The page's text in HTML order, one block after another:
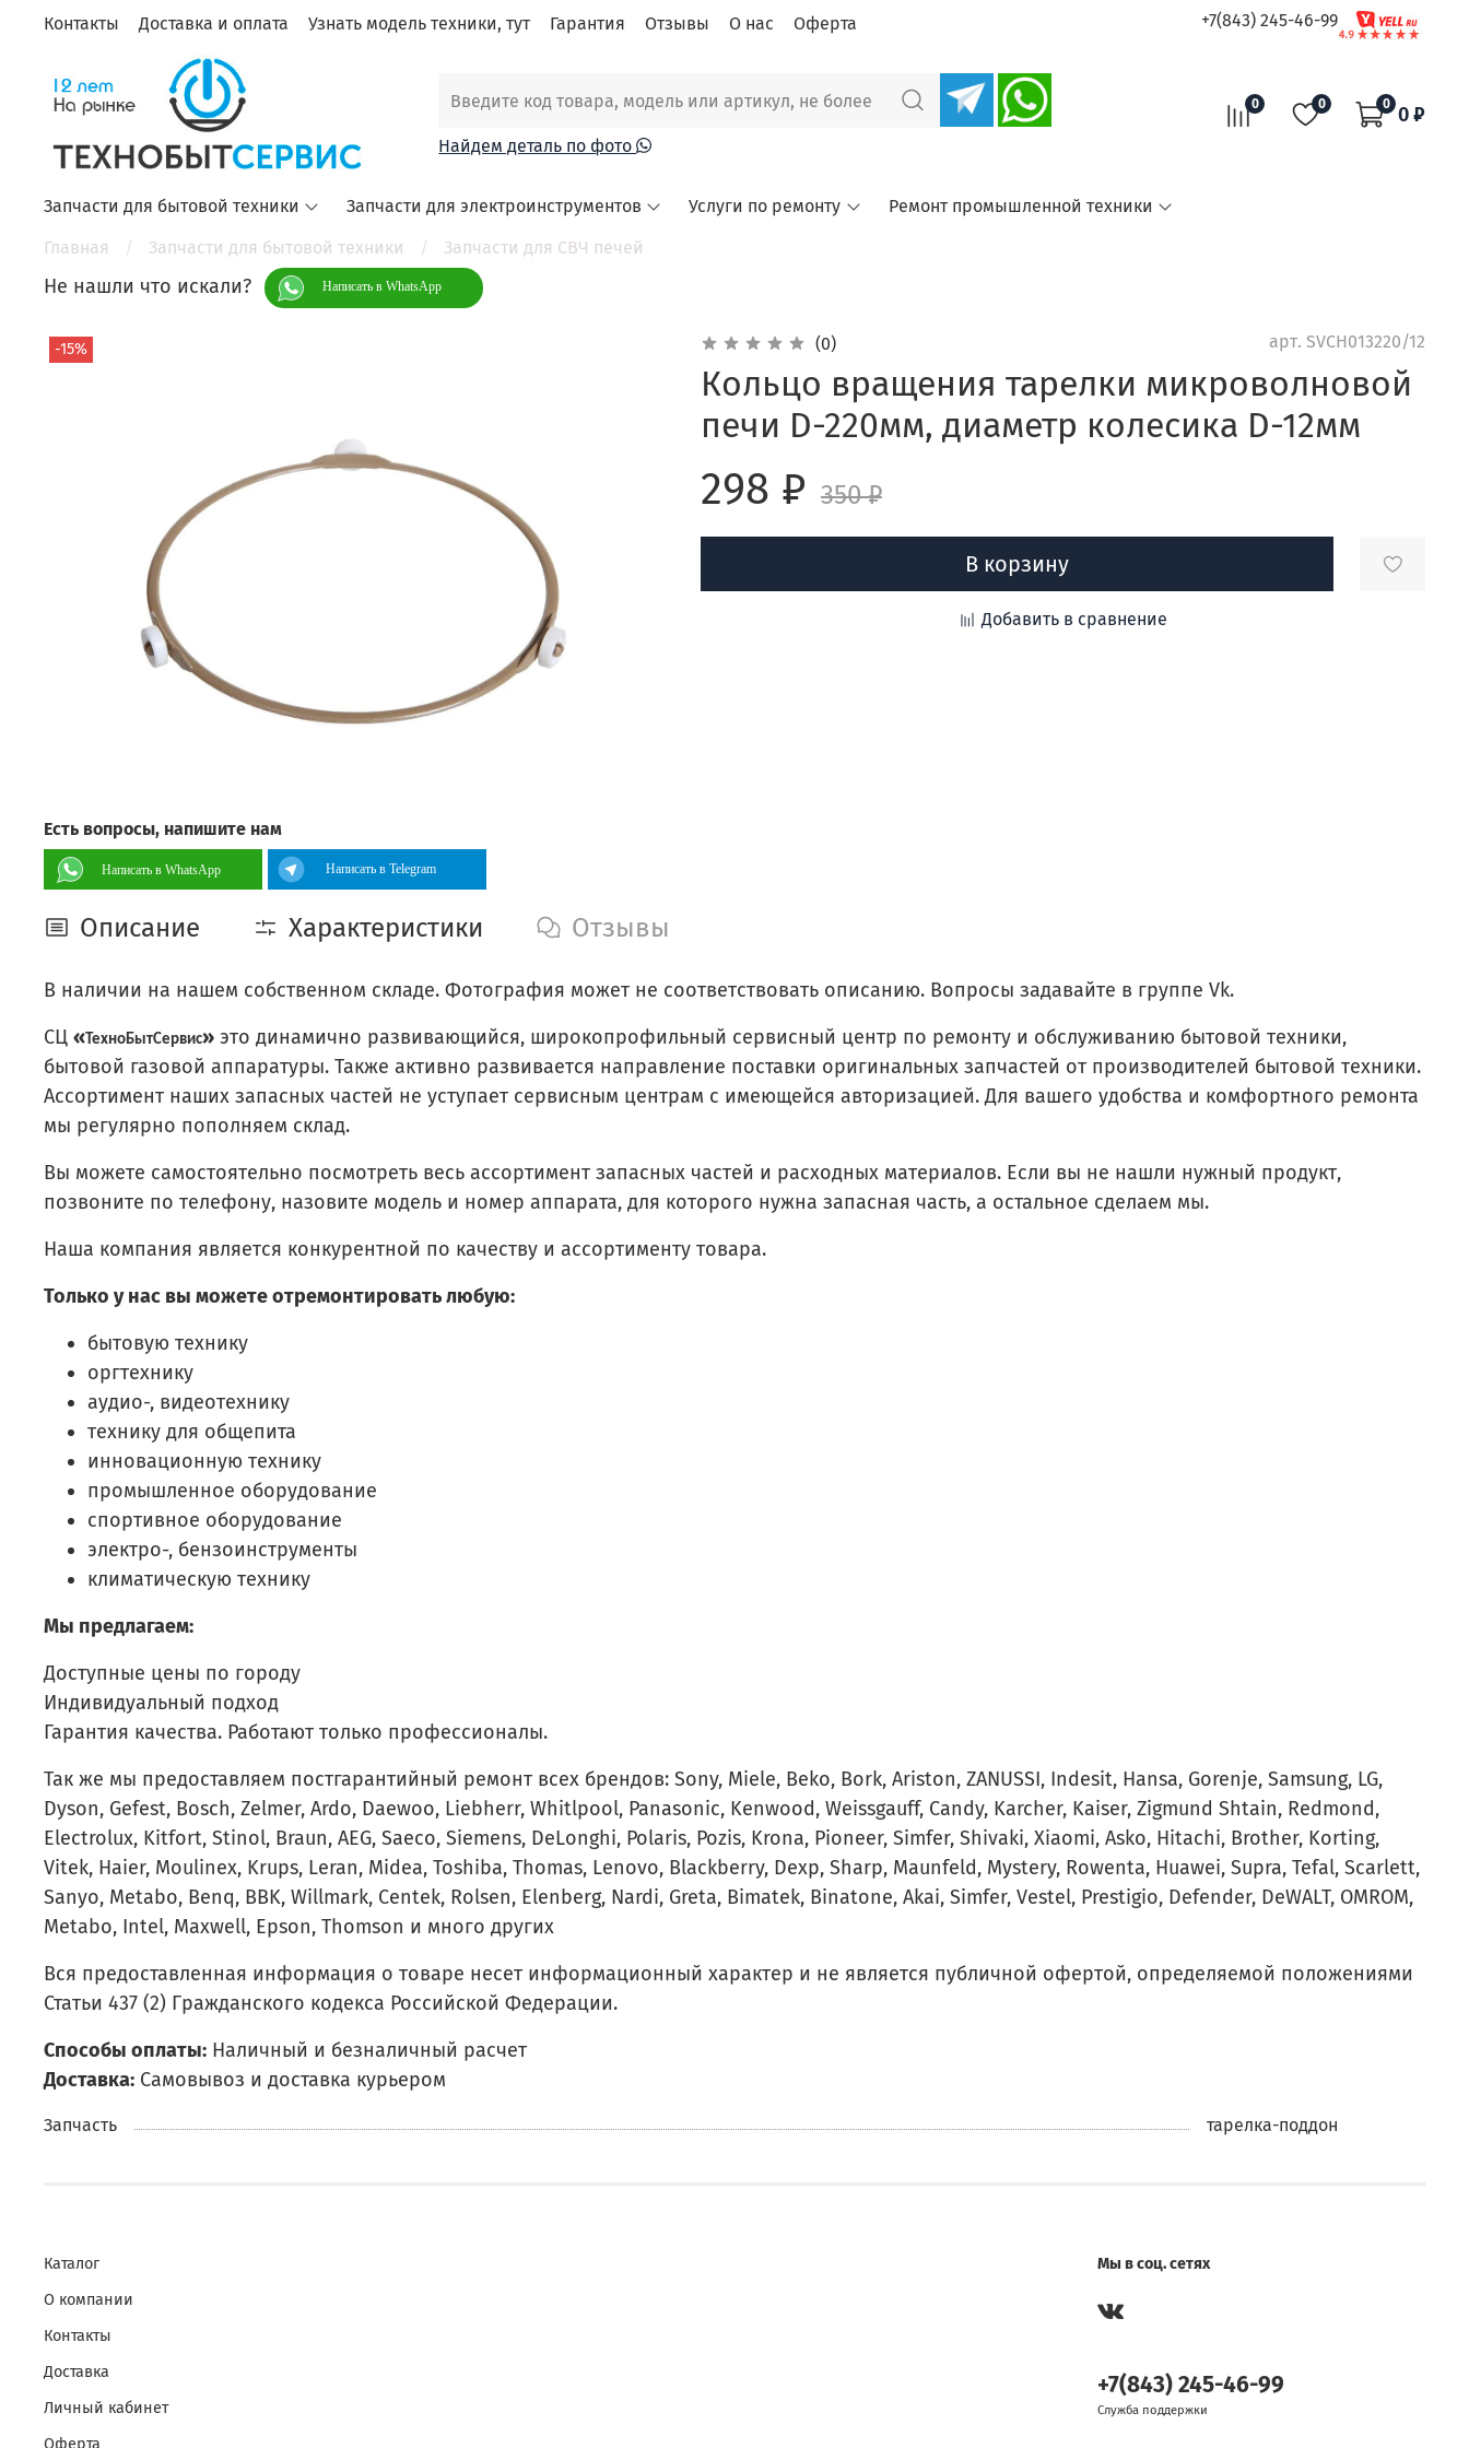
Контакты Доставка и оплата Узнать модель техники, тут Гарантия Отзывы О нас Оферта +7(843) 245-46-99
Найдем деталь по фото
0 0 0 0 ₽
Запчасти для бытовой техники Запчасти для электроинструментов Услуги по ремонту
Ремонт промышленной техники
Главная
Запчасти для бытовой техники Запчасти для СВЧ печей
Не нашли что искали? Написать в WhatsApp
-15% (0) арт. SVCH013220/12
Кольцо вращения тарелки микроволновой
печи D-220мм, диаметр колесика D-12мм
298 ₽ 350 ₽
В корзину
Добавить в сравнение
Есть вопросы, напишите нам
Написать в WhatsApp Написать в Telegram
Описание Характеристики Отзывы
В наличии на нашем собственном складе. Фотография может не соответствовать описанию. Вопросы задавайте в группе Vk.
СЦ « ТехноБытСервис» это динамично развивающийся, широкопрофильный сервисный центр по ремонту и обслуживанию бытовой техники,
бытовой газовой аппаратуры. Также активно развивается направление поставки оригинальных запчастей от производителей бытовой техники.
Ассортимент наших запасных частей не уступает сервисным центрам с имеющейся авторизацией. Для вашего удобства и комфортного ремонта
мы регулярно пополняем склад.
Вы можете самостоятельно посмотреть весь ассортимент запасных частей и расходных материалов. Если вы не нашли нужный продукт,
позвоните по телефону, назовите модель и номер аппарата, для которого нужна запасная часть, а остальное сделаем мы.
Наша компания является конкурентной по качеству и ассортименту товара.
Только у нас вы можете отремонтировать любую:
бытовую технику
оргтехнику
аудио-, видеотехнику
технику для общепита
инновационную технику
промышленное оборудование
спортивное оборудование
электро-, бензоинструменты
климатическую технику
Мы предлагаем:
Доступные цены по городу
Индивидуальный подход
Гарантия качества. Работают только профессионалы.
Так же мы предоставляем постгарантийный ремонт всех брендов: Sony, Miele, Beko, Bork, Ariston, ZANUSSI, Indesit, Hansa, Gorenje, Samsung, LG,
Dyson, Gefest, Bosch, Zelmer, Ardo, Daewoo, Liebherr, Whitlpool, Panasonic, Kenwood, Weissgauff, Candy, Karcher, Kaiser, Zigmund Shtain, Redmond,
Electrolux, Kitfort, Stinol, Braun, AEG, Saeco, Siemens, DeLonghi, Polaris, Pozis, Krona, Pioneer, Simfer, Shivaki, Xiaomi, Asko, Hitachi, Brother, Korting,
Vitek, Haier, Moulinex, Krups, Leran, Midea, Toshiba, Thomas, Lenovo, Blackberry, Dexp, Sharp, Maunfeld, Mystery, Rowenta, Huawei, Supra, Tefal, Scarlett,
Sanyo, Metabo, Benq, BBK, Willmark, Centek, Rolsen, Elenberg, Nardi, Greta, Bimatek, Binatone, Akai, Simfer, Vestel, Prestigio, Defender, DeWALT, OMROM,
Metabo, Intel, Maxwell, Epson, Thomson и много других
Вся предоставленная информация о товаре несет информационный характер и не является публичной офертой, определяемой положениями
Статьи 437 (2) Гражданского кодекса Российской Федерации.
Способы оплаты: Наличный и безналичный расчет
Доставка: Самовывоз и доставка курьером
Запчасть тарелка-поддон
Каталог
О компании
Контакты
Доставка
Личный кабинет
Оферта
Мы в соц. сетях
+7(843) 245-46-99
Служба поддержки